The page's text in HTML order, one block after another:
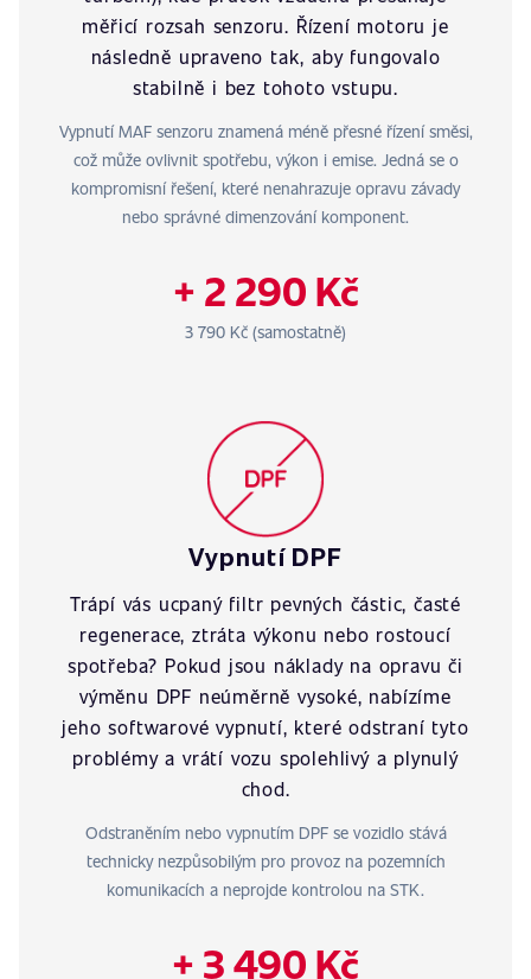
měřicí rozsah senzoru. Řízení motoru je
následně upraveno tak, aby fungovalo
stabilně i bez tohoto vstupu.
Vypnutí MAF senzoru znamená méně přesné řízení směsi,
což může ovlivnit spotřebu, výkon i emise. Jedná se o
kompromisní řešení, které nenahrazuje opravu závady
nebo správné dimenzování komponent.
+ 2 290 Kč
3 790 Kč (samostatně)
Vypnutí DPF
Trápí vás ucpaný filtr pevných částic, časté
regenerace, ztráta výkonu nebo rostoucí
spotřeba? Pokud jsou náklady na opravu či
výměnu DPF neúměrně vysoké, nabízíme
jeho softwarové vypnutí, které odstraní tyto
problémy a vrátí vozu spolehlivý a plynulý
chod.
Odstraněním nebo vypnutím DPF se vozidlo stává
technicky nezpůsobilým pro provoz na pozemních
komunikacích a neprojde kontrolou na STK.
+ 3 490 Kč